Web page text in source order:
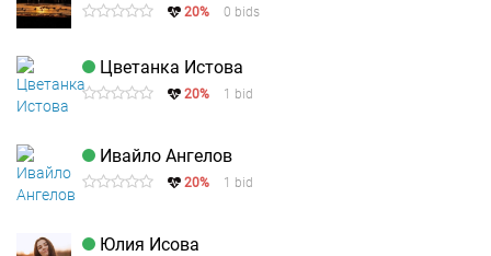
20% 0 bids
Цветанка Истова
20% 1 bid
Ивайло Ангелов
20% 1 bid
Юлия Исова